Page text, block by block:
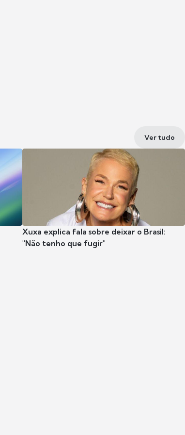
Ver tudo
Xuxa explica fala sobre deixar o Brasil:
"Não tenho que fugir"